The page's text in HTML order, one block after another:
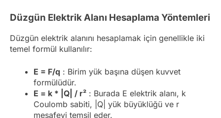
Düzgün Elektrik Alanı Hesaplama Yöntemleri
Düzgün elektrik alanını hesaplamak için genellikle iki
temel formül kullanılır:
E = F/q : Birim yük başına düşen kuvvet
formülüdür.
E = k * |Q| / r² : Burada E elektrik alanı, k
Coulomb sabiti, |Q| yük büyüklüğü ve r
mesafeyi temsil eder.